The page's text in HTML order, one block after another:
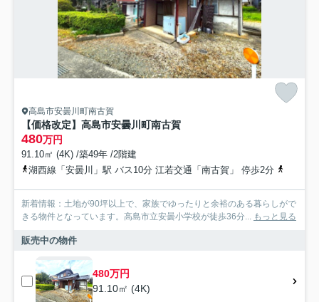
高島市安曇川町南古賀
【価格改定】高島市安曇川町南古賀
480万円
91.10㎡ (4K) /築49年 /2階建
湖西線「安曇川」駅 バス10分 江若交通「南古賀」 停歩2分
新着情報：土地が90坪以上で、家族でゆったりと余裕のある暮らしがで
きる物件となっています。高島市立安曇小学校が徒歩36分... もっと見る
販売中の物件
480万円
91.10㎡ (4K)